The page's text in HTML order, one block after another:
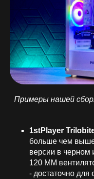
Примеры нашей
1stPlayer
больше чем
версии в черном
120 ММ
- достаточно для